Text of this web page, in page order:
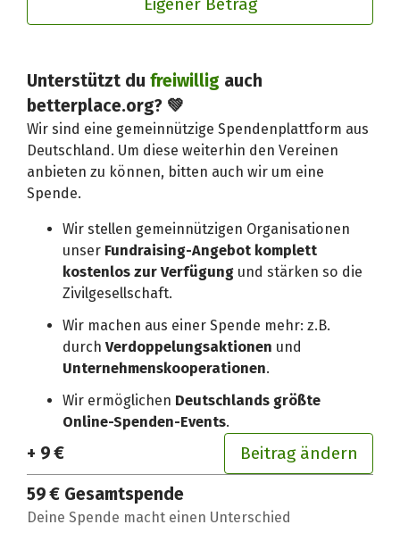
Eigener Betrag
Unterstützt dufreiwillig auch
betterplace.org? 💚
Wir sind eine gemeinnützige Spendenplattform aus
Deutschland. Um diese weiterhin den Vereinen
anbieten zu können, bitten auch wir um eine
Spende.
Wir stellen gemeinnützigen Organisationen
unser Fundraising-Angebot komplett
kostenlos zur Verfügung und stärken so die
Zivilgesellschaft.
Wir machen aus einer Spende mehr: z.B.
durchVerdoppelungsaktionen und
Unternehmenskooperationen.
Wir ermöglichen Deutschlands größte
Online-Spenden-Events.
+ 9 € Beitrag ändern
Deinen Beitrag an betterplace
59 € Gesamtspende
Deine Spende macht einen Unterschied